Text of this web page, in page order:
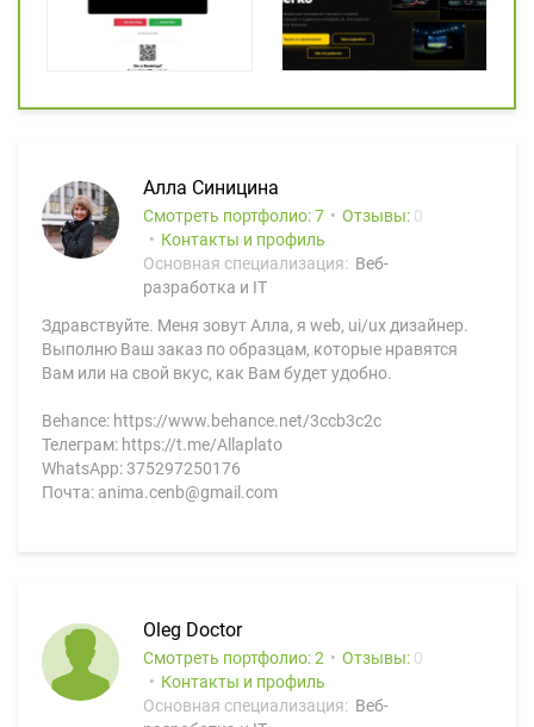
Алла Синицина
Смотреть портфолио: 7 Отзывы: 0
Контакты и профиль
Основная специализация: Веб-
разработка и IT
Здравствуйте. Меня зовут Алла, я web, ui/ux дизайнер.
Выполню Ваш заказ по образцам, которые нравятся
Вам или на свой вкус, как Вам будет удобно.
Behance: https://www.behance.net/3ccb3c2c
Телеграм: https://t.me/Allaplato
WhatsApp: 375297250176
Почта: anima.cenb@gmail.com
Oleg Doctor
Смотреть портфолио: 2 Отзывы: 0
Контакты и профиль
Основная специализация: Веб-